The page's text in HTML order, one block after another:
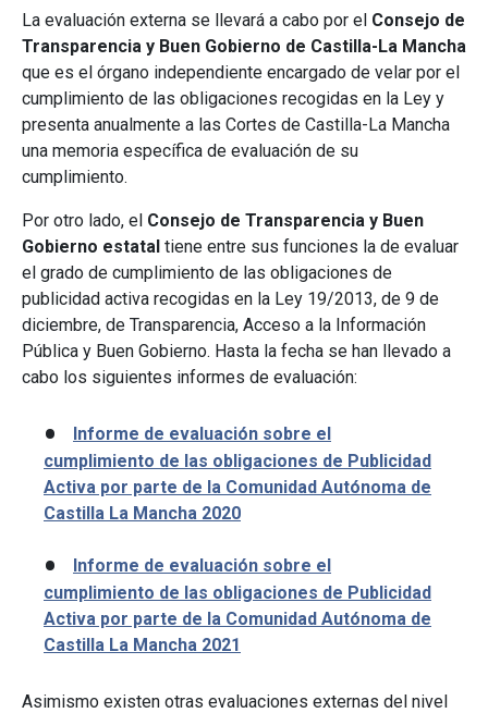
La evaluación externa se llevará a cabo por el Consejo de
Transparencia y Buen Gobierno de Castilla-La Mancha
que es el órgano independiente encargado de velar por el
cumplimiento de las obligaciones recogidas en la Ley y
presenta anualmente a las Cortes de Castilla-La Mancha
una memoria específica de evaluación de su
cumplimiento.
Por otro lado, el Consejo de Transparencia y Buen
Gobierno estatal tiene entre sus funciones la de evaluar
el grado de cumplimiento de las obligaciones de
publicidad activa recogidas en la Ley 19/2013, de 9 de
diciembre, de Transparencia, Acceso a la Información
Pública y Buen Gobierno. Hasta la fecha se han llevado a
cabo los siguientes informes de evaluación:
Informe de evaluación sobre el
cumplimiento de las obligaciones de Publicidad
Activa por parte de la Comunidad Autónoma de
Castilla La Mancha 2020
Informe de evaluación sobre el
cumplimiento de las obligaciones de Publicidad
Activa por parte de la Comunidad Autónoma de
Castilla La Mancha 2021
Asimismo existen otras evaluaciones externas del nivel